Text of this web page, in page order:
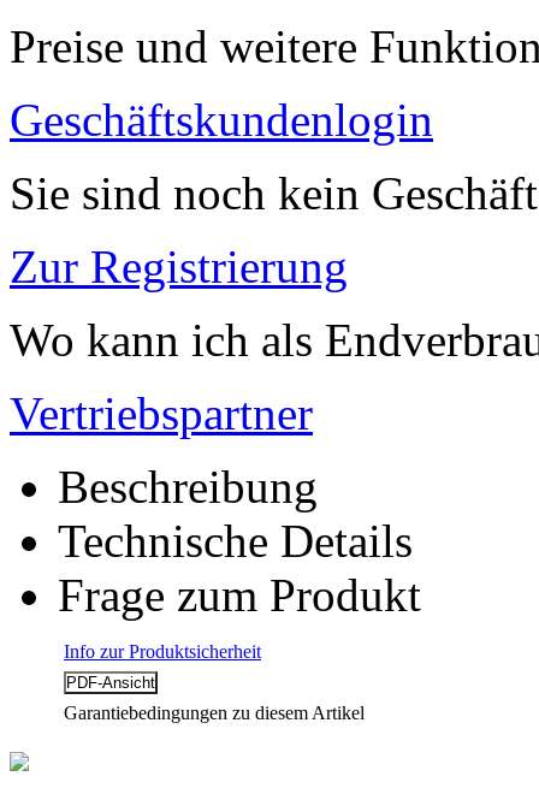
Preise und weitere
Geschäftskundenlogin
Sie sind noch kein
Zur Registrierung
Wo kann ich als
Vertriebspartner
Beschreibung
Technische Details
Frage zum Produkt
Info zur Produktsicherheit
Garantiebedingungen zu diesem Artikel